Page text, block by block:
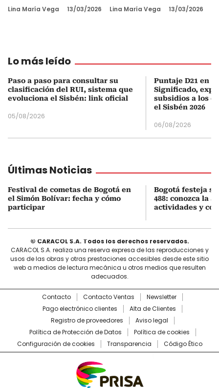
Lina María Vega 13/03/2026 Lina María Vega 13/03/2026
Lo más leído
Paso a paso para consultar su
clasificación del RUI, sistema que
evoluciona el Sisbén: link oficial
05/08/2026
Puntaje D21 en
Significado,
subsidios a los
el Sisbén 2026
06/08/2026
Últimas Noticias
Festival de cometas de Bogotá en
el Simón Bolívar: fecha y cómo
participar
Bogotá festeja
488: conozca la
actividades y
© CARACOL S.A. Todos los derechos reservados.
CARACOL S.A. realiza una reserva expresa de las reproducciones y
usos de las obras y otras prestaciones accesibles desde este sitio
web a medios de lectura mecánica u otros medios que resulten
adecuados.
Contacto Contacto Ventas
Newsletter
Pago electrónico clientes
Alta de Clientes
Registro de proveedores
Aviso legal
Política de Protección de Datos
Política de cookies
Configuración de cookies
Transparencia Código Ético